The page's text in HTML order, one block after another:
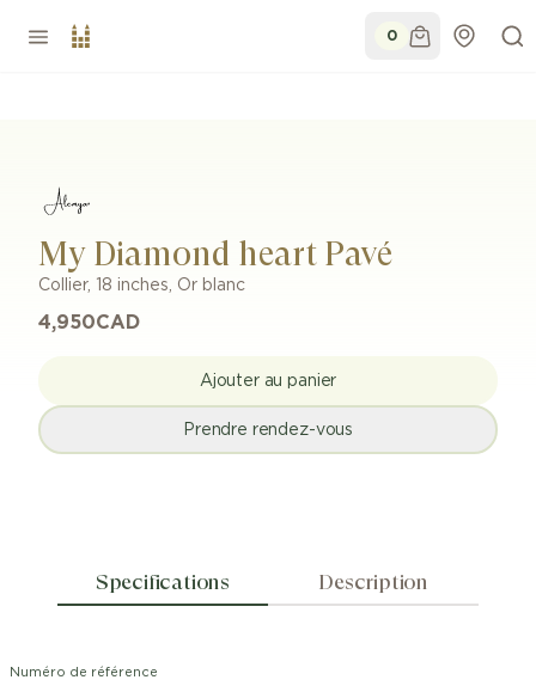
0
My Diamond heart Pavé
Collier, 18 inches, Or blanc
4,950CAD
Ajouter au panier
Prendre rendez-vous
Specifications Description
Numéro de référence